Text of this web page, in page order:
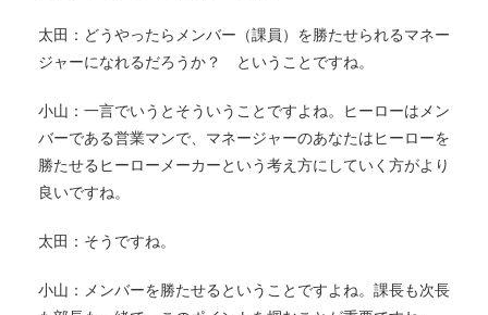
太田：どうやったらメンバー（課員）を勝たせられるマネー
ジャーになれるだろうか？ ということですね。
小山：一言でいうとそういうことですよね。ヒーローはメン
バーである営業マンで、マネージャーのあなたはヒーローを
勝たせるヒーローメーカーという考え方にしていく方がより
良いですね。
太田：そうですね。
小山：メンバーを勝たせるということですよね。課長も次長